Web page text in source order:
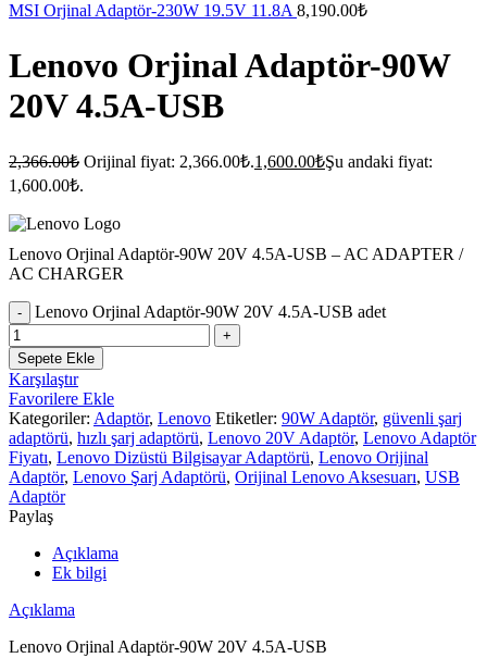
MSI Orjinal Adaptör-230W 19.5V 11.8A8,190.00₺
Lenovo Orjinal Adaptör-90W
20V 4.5A-USB
2,366.00₺ Orijinal fiyat: 2,366.00₺.1,600.00₺Şu andaki fiyat:
1,600.00₺.
Lenovo Orjinal Adaptör-90W 20V 4.5A-USB – AC ADAPTER /
AC CHARGER
Lenovo Orjinal Adaptör-90W 20V 4.5A-USB adet
Sepete Ekle
Karşılaştır
Favorilere Ekle
Kategoriler: Adaptör, Lenovo Etiketler: 90W Adaptör, güvenli şarj
adaptörü, hızlı şarj adaptörü, Lenovo 20V Adaptör, Lenovo Adaptör
Fiyatı, Lenovo Dizüstü Bilgisayar Adaptörü, Lenovo Orijinal
Adaptör, Lenovo Şarj Adaptörü, Orijinal Lenovo Aksesuarı, USB
Adaptör
Paylaş
Açıklama
Ek bilgi
Açıklama
Lenovo Orjinal Adaptör-90W 20V 4.5A-USB